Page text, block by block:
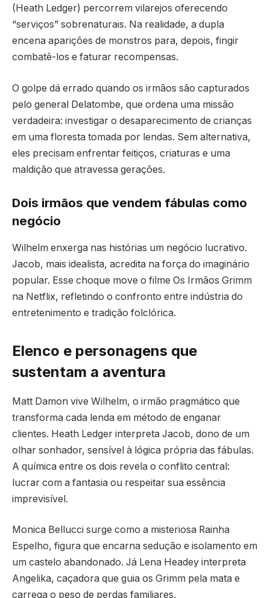
(Heath Ledger) percorrem vilarejos oferecendo
“serviços” sobrenaturais. Na realidade, a dupla
encena aparições de monstros para, depois, fingir
combatê-los e faturar recompensas.
O golpe dá errado quando os irmãos são capturados
pelo general Delatombe, que ordena uma missão
verdadeira: investigar o desaparecimento de crianças
em uma floresta tomada por lendas. Sem alternativa,
eles precisam enfrentar feitiços, criaturas e uma
maldição que atravessa gerações.
Dois irmãos que vendem fábulas como
negócio
Wilhelm enxerga nas histórias um negócio lucrativo.
Jacob, mais idealista, acredita na força do imaginário
popular. Esse choque move o filme Os Irmãos Grimm
na Netflix, refletindo o confronto entre indústria do
entretenimento e tradição folclórica.
Elenco e personagens que
sustentam a aventura
Matt Damon vive Wilhelm, o irmão pragmático que
transforma cada lenda em método de enganar
clientes. Heath Ledger interpreta Jacob, dono de um
olhar sonhador, sensível à lógica própria das fábulas.
A química entre os dois revela o conflito central:
lucrar com a fantasia ou respeitar sua essência
imprevisível.
Monica Bellucci surge como a misteriosa Rainha
Espelho, figura que encarna sedução e isolamento em
um castelo abandonado. Já Lena Headey interpreta
Angelika, caçadora que guia os Grimm pela mata e
carrega o peso de perdas familiares.